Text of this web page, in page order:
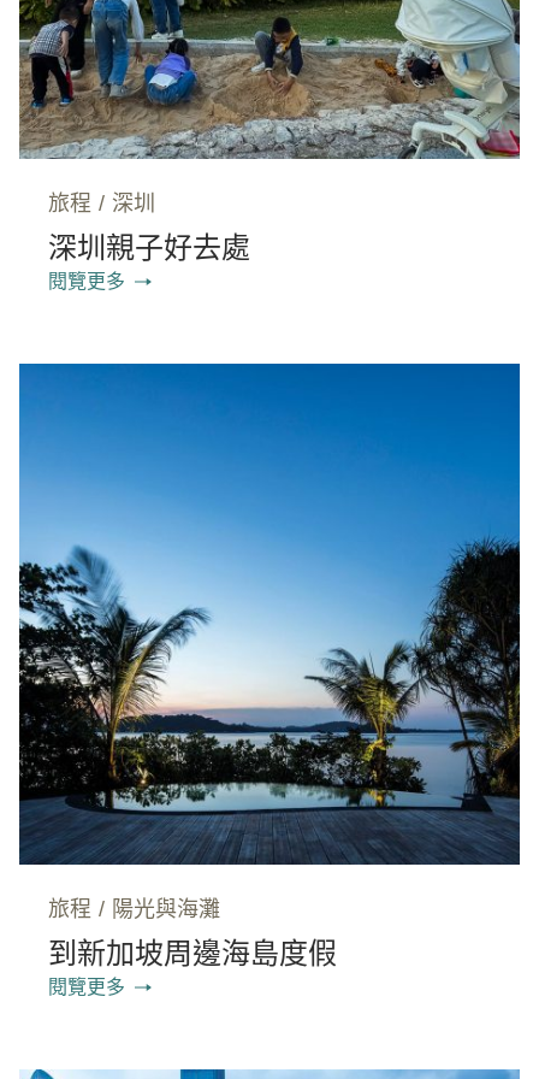
旅程 / 深圳
深圳親子好去處
閱覽更多
旅程 / 陽光與海灘
到新加坡周邊海島度假
閱覽更多